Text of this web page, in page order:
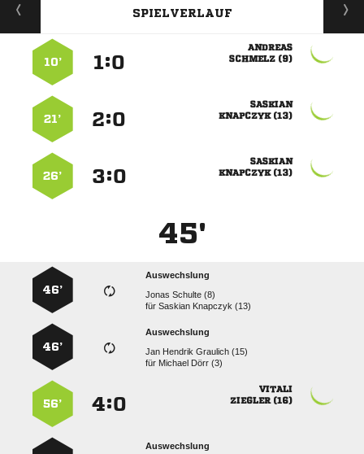
SPIELVERLAUF

 
:
10’

 
:
21’

 
:
26’
45'
Auswechslung
  
für  
46’
Auswechslung
   
für   
46’

 
:
56’
Auswechslung